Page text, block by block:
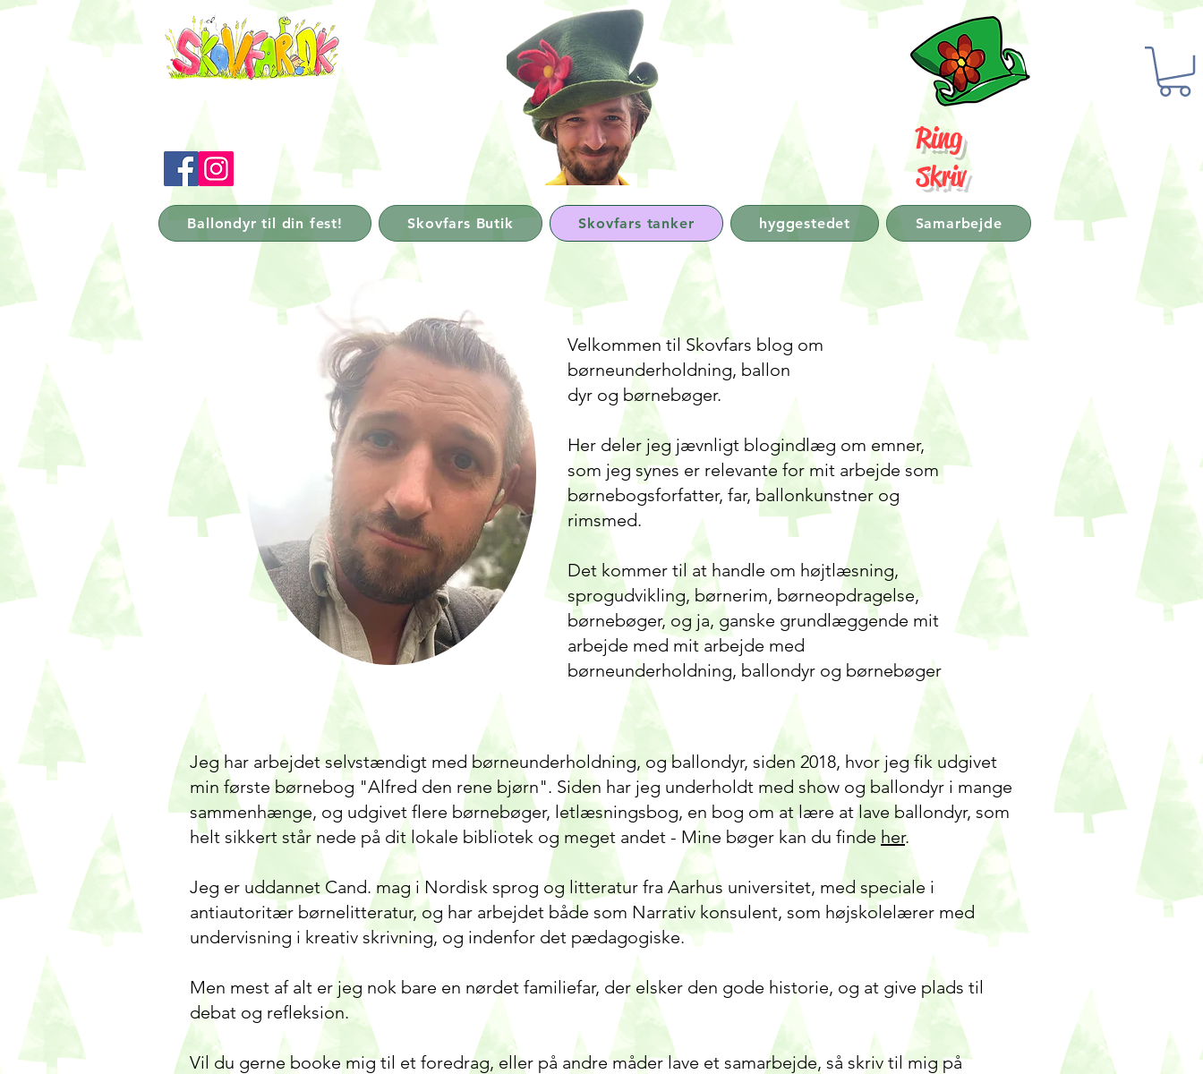
Ring
Skriv
Ballondyr til din fest! Skovfars Butik Skovfars tanker hyggestedet Samarbejde
Velkommen til Skovfars blog om
børneunderholdning, ballon
dyr og børnebøger.
Her deler jeg jævnligt blogindlæg om emner,
som jeg synes er relevante for mit arbejde som
børnebogsforfatter, far, ballonkunstner og
rimsmed.
Det kommer til at handle om højtlæsning,
sprogudvikling, børnerim, børneopdragelse,
børnebøger, og ja, ganske grundlæggende mit
arbejde med mit arbejde med
børneunderholdning, ballondyr og børnebøger
Jeg har arbejdet selvstændigt med børneunderholdning, og ballondyr, siden 2018, hvor jeg fik udgivet
min første børnebog "Alfred den rene bjørn". Siden har jeg underholdt med show og ballondyr i mange
sammenhænge, og udgivet flere børnebøger, letlæsningsbog, en bog om at lære at lave ballondyr, som
helt sikkert står nede på dit lokale bibliotek og meget andet - Mine bøger kan du finde her.
Jeg er uddannet Cand. mag i Nordisk sprog og litteratur fra Aarhus universitet, med speciale i
antiautoritær børnelitteratur, og har arbejdet både som Narrativ konsulent, som højskolelærer med
undervisning i kreativ skrivning, og indenfor det pædagogiske.
Men mest af alt er jeg nok bare en nørdet familiefar, der elsker den gode historie, og at give plads til
debat og refleksion.
Vil du gerne booke mig til et foredrag, eller på andre måder lave et samarbejde, så skriv til mig på